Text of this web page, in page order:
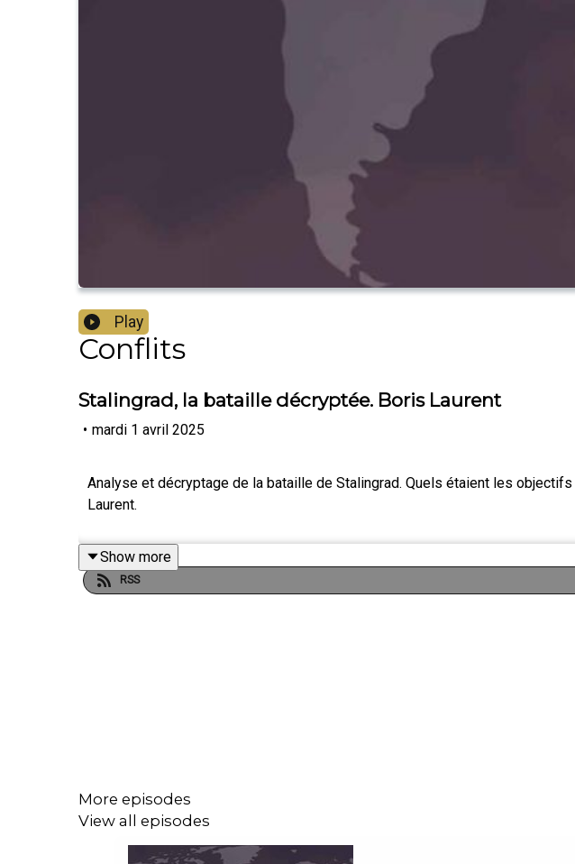
Play
Conflits
Stalingrad, la bataille décryptée. Boris Laurent
• mardi 1 avril 2025
Analyse et décryptage de la bataille de Stalingrad. Quels étaient les
Laurent.
Show more
RSS
More episodes
View all episodes